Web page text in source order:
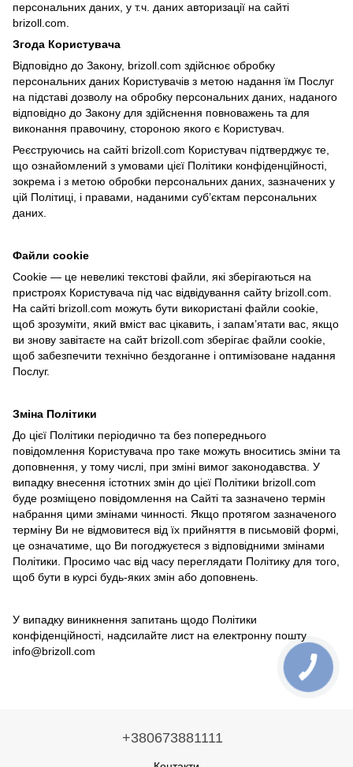
персональних даних, у т.ч. даних авторизації на сайті
brizoll.com.
Згода Користувача
Відповідно до Закону, brizoll.com здійснює обробку
персональних даних Користувачів з метою надання їм Послуг
на підставі дозволу на обробку персональних даних, наданого
відповідно до Закону для здійснення повноважень та для
виконання правочину, стороною якого є Користувач.
Реєструючись на сайті brizoll.com Користувач підтверджує те,
що ознайомлений з умовами цієї Політики конфіденційності,
зокрема і з метою обробки персональних даних, зазначених у
цій Політиці, і правами, наданими суб’єктам персональних
даних.
Файли cookie
Cookie — це невеликі текстові файли, які зберігаються на
пристроях Користувача під час відвідування сайту brizoll.com.
На сайті brizoll.com можуть бути використані файли cookie,
щоб зрозуміти, який вміст вас цікавить, і запам’ятати вас, якщо
ви знову завітаєте на сайт brizoll.com зберігає файли cookie,
щоб забезпечити технічно бездоганне і оптимізоване надання
Послуг.
Зміна Політики
До цієї Політики періодично та без попереднього
повідомлення Користувача про таке можуть вноситись зміни та
доповнення, у тому числі, при зміні вимог законодавства. У
випадку внесення істотних змін до цієї Політики brizoll.com
буде розміщено повідомлення на Сайті та зазначено термін
набрання цими змінами чинності. Якщо протягом зазначеного
терміну Ви не відмовитеся від їх прийняття в письмовій формі,
це означатиме, що Ви погоджуєтеся з відповідними змінами
Політики. Просимо час від часу переглядати Політику для того,
щоб бути в курсі будь-яких змін або доповнень.
У випадку виникнення запитань щодо Політики
конфіденційності, надсилайте лист на електронну пошту
info@brizoll.com
+380673881111